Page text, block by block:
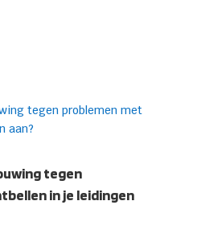
tegen
in je leidingen